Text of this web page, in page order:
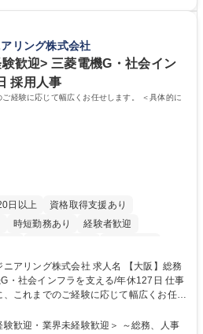
業事務 ※未経験可
せ、能動的なサポート、改善の動きも期
ストとして、チームに貢献し、結果的に
ができます。平均19:30の退勤以降の業
リハリのある働き方となります。 学
短大 語学力： 資格：
リング株式会社
験歓迎> 三菱電機G・社会イン
採用人事
経験に応じて幅広くお任せします。 ＜具体的に
日以上
資格取得支援あり
時短勤務あり
経験者歓迎
服装自由 寮・社宅あり 食事補助あり
式会社 求人名 【大阪】総務
社会インフラを支える/年休127日 仕事
これまでのご経験に応じて幅広くお任せ
など ※基本的には事務所勤務ですが、
歓迎・業界未経験歓迎＞ ～総務、人事